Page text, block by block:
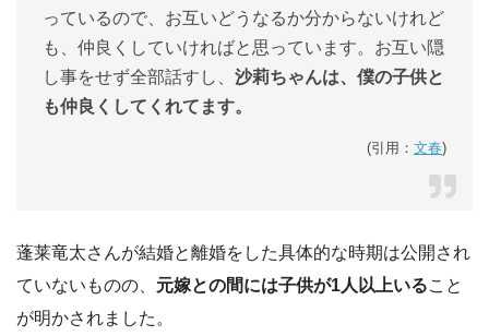
っているので、お互いどうなるか分からないけれど
も、仲良くしていければと思っています。お互い隠
し事をせず全部話すし、 沙莉ちゃんは、僕の子供と
も仲良くしてくれてます。
(引用： 文春)
蓬莱竜太さんが結婚と離婚をした具体的な時期は公開され
ていないものの、 元嫁との間には子供が1人以上いること
が明かされました。